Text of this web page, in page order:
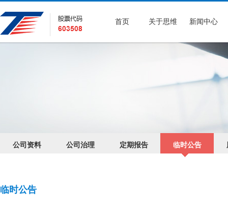
首页 关于思维 新闻中心
公司资料 公司治理 定期报告 临时公告
临时公告